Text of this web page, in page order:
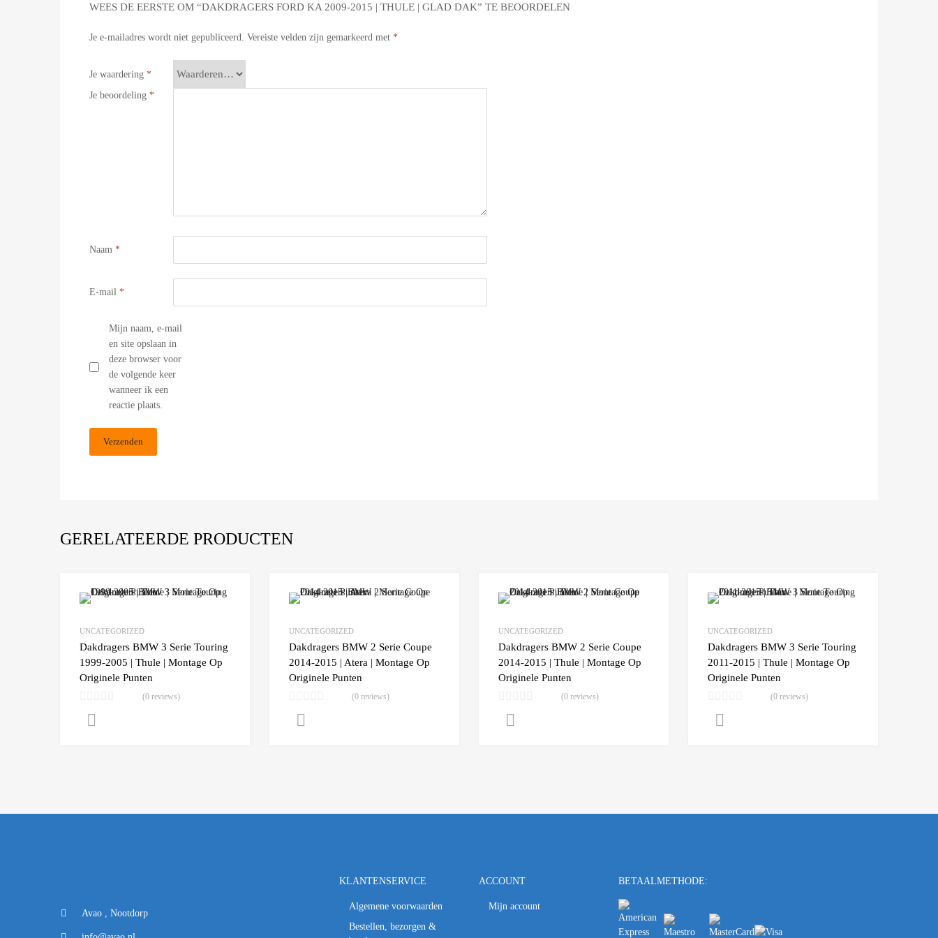
WEES DE EERSTE OM “DAKDRAGERS FORD KA 2009-2015 | THULE | GLAD DAK” TE BEOORDELEN
Je e-mailadres wordt niet gepubliceerd. Vereiste velden zijn gemarkeerd met *
Je waardering *
Je beoordeling *
Naam *
E-mail *
Mijn naam, e-mail
en site opslaan in
deze browser voor
de volgende keer
wanneer ik een
reactie plaats.
GERELATEERDE PRODUCTEN
Add to Wishlist
UNCATEGORIZED
Dakdragers BMW 3 Serie Touring
1999-2005 | Thule | Montage Op
Originele Punten
(0 reviews)
Add to Wishlist
UNCATEGORIZED
Dakdragers BMW 2 Serie Coupe
2014-2015 | Atera | Montage Op
Originele Punten
(0 reviews)
Add to Wishlist
UNCATEGORIZED
Dakdragers BMW 2 Serie Coupe
2014-2015 | Thule | Montage Op
Originele Punten
(0 reviews)
UNCATEGORIZED
Dakdragers BMW 3 Serie Touring
2011-2015 | Thule | Montage Op
Originele Punten
(0 reviews)
Avao , Nootdorp
KLANTENSERVICE
Algemene voorwaarden
Bestellen, bezorgen &
ACCOUNT
Mijn account
BETAALMETHODE: